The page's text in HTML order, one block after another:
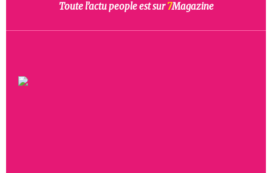
Toute l’actu people est sur7Magazine